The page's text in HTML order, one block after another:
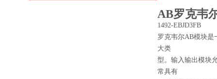
AB罗克韦
1492-EBJD3FB
罗克韦尔AB模块是
大类
型。输入输出模块
常具有